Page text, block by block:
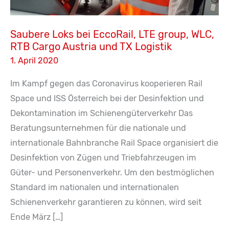
Saubere Loks bei EccoRail, LTE group, WLC,
RTB Cargo Austria und TX Logistik
1. April 2020
Im Kampf gegen das Coronavirus kooperieren Rail
Space und ISS Österreich bei der Desinfektion und
Dekontamination im Schienengüterverkehr Das
Beratungsunternehmen für die nationale und
internationale Bahnbranche Rail Space organisiert die
Desinfektion von Zügen und Triebfahrzeugen im
Güter- und Personenverkehr. Um den bestmöglichen
Standard im nationalen und internationalen
Schienenverkehr garantieren zu können, wird seit
Ende März […]